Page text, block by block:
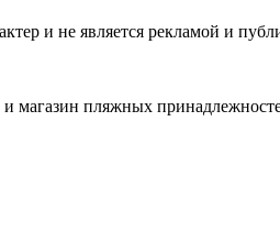
и не является рекламой и
пляжных